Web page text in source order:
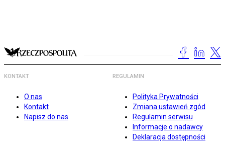
KONTAKT
O nas
Kontakt
Napisz do nas
REGULAMIN
Polityka Prywatności
Zmiana ustawień zgód
Regulamin serwisu
Informacje o nadawcy
Deklaracja dostępności